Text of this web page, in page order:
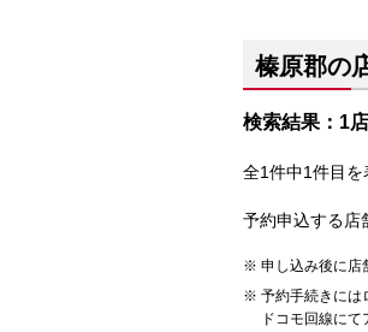
榛原郡の
検索結果：1
全1件中1件目
予約申込する店
申し込み後に店
予約手続きには
ドコモ回線に